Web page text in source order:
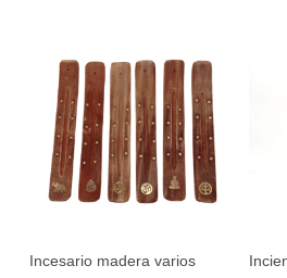
Incesario madera varios